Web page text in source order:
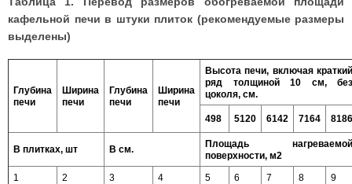
кафельной печи в штуки плиток (рекомендуемые размеры
выделены)
Глубина
печи
Ширина
печи
Глубина
печи
Ширина
печи
Высота печи, включая краткий
ряд толщиной 10 см, без
цоколя, см.
498 5120 6142 7164 8186
В плитках, шт В см.
Площадь нагреваемой
поверхности, м2
1
2 3 4 5 6 7 8
9